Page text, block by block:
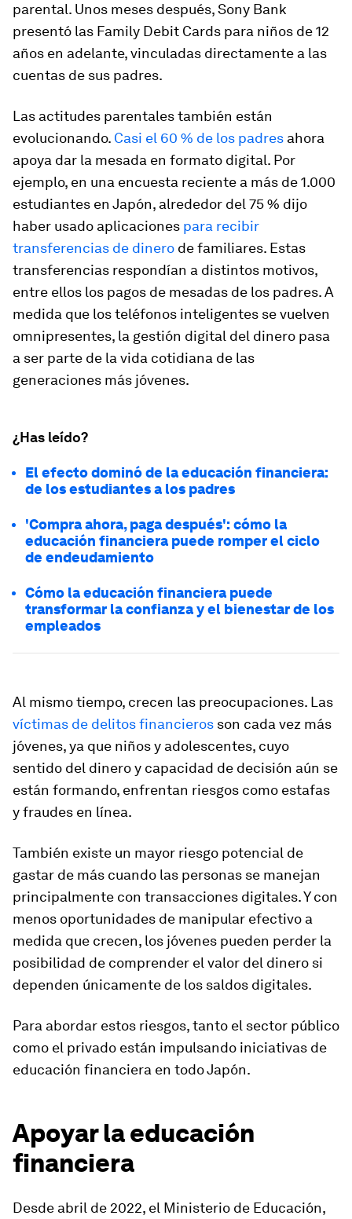
parental. Unos meses después, Sony Bank
presentó las Family Debit Cards para niños de 12
años en adelante, vinculadas directamente a las
cuentas de sus padres.
Las actitudes parentales también están
evolucionando. Casi el 60 % de los padres ahora
apoya dar la mesada en formato digital. Por
ejemplo, en una encuesta reciente a más de 1.000
estudiantes en Japón, alrededor del 75 % dijo
haber usado aplicaciones para recibir
transferencias de dinero de familiares. Estas
transferencias respondían a distintos motivos,
entre ellos los pagos de mesadas de los padres. A
medida que los teléfonos inteligentes se vuelven
omnipresentes, la gestión digital del dinero pasa
a ser parte de la vida cotidiana de las
generaciones más jóvenes.
¿Has leído?
El efecto dominó de la educación financiera:
de los estudiantes a los padres
'Compra ahora, paga después': cómo la
educación financiera puede romper el ciclo
de endeudamiento
Cómo la educación financiera puede
transformar la confianza y el bienestar de los
empleados
Al mismo tiempo, crecen las preocupaciones. Las
víctimas de delitos financieros son cada vez más
jóvenes, ya que niños y adolescentes, cuyo
sentido del dinero y capacidad de decisión aún se
están formando, enfrentan riesgos como estafas
y fraudes en línea.
También existe un mayor riesgo potencial de
gastar de más cuando las personas se manejan
principalmente con transacciones digitales. Y con
menos oportunidades de manipular efectivo a
medida que crecen, los jóvenes pueden perder la
posibilidad de comprender el valor del dinero si
dependen únicamente de los saldos digitales.
Para abordar estos riesgos, tanto el sector público
como el privado están impulsando iniciativas de
educación financiera en todo Japón.
Apoyar la educación
financiera
Desde abril de 2022, el Ministerio de Educación,